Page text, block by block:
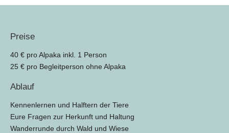
Preise
40 € pro Alpaka inkl. 1 Person
25 € pro Begleitperson ohne Alpaka
Ablauf
Kennenlernen und Halftern der Tiere
Eure Fragen zur Herkunft und Haltung
Wanderrunde durch Wald und Wiese